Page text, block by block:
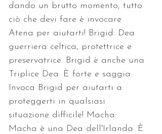
dando un brutto momento, tutto
ciò che devi fare è invocare
Atena per aiutarti! Brigid: Dea
guerriera celtica, protettrice e
preservatrice. Brigid è anche una
Triplice Dea. È forte e saggia.
Invoca Brigid per aiutarti a
proteggerti in qualsiasi
situazione difficile! Macha:
Macha è una Dea dell'Irlanda. È